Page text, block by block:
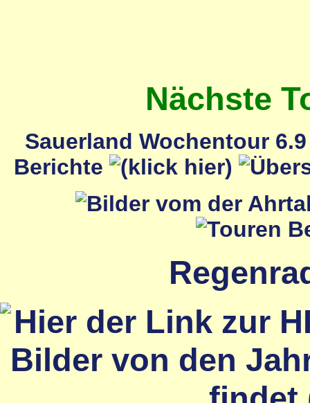
Nächste
Sauerland Wochentour
Berichte